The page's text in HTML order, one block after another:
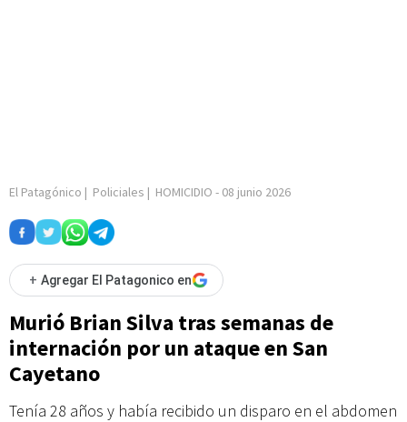
El Patagónico | Policiales | HOMICIDIO - 08 junio 2026
+ Agregar El Patagonico en
Murió Brian Silva tras semanas de
internación por un ataque en San
Cayetano
Tenía 28 años y había recibido un disparo en el abdomen